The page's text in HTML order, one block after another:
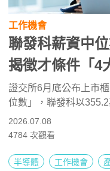
工作機會
聯發科薪資中
揭徵才條件「4
證交所6月底公布上市
位數」，聯發科以
家IC設計龍頭，需要什
科怎麼選人才？人資主
2026.07.08
4784 次觀看
半導體 工作機會